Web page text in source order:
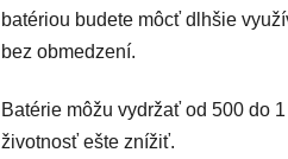
batériou budete môcť dlhšie
bez obmedzení.
Batérie môžu vydržať od 500 do
životnosť ešte znížiť.